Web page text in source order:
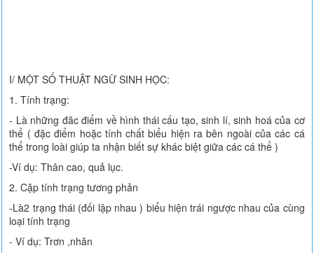
I/ MỘT SỐ THUẬT NGỮ SINH HỌC:
1. Tính trạng:
- Là những đăc điểm về hình thái cấu tạo, sinh lí, sinh hoá của cơ
thể ( đặc điểm hoặc tính chất biểu hiện ra bên ngoài của các cá
thể trong loài giúp ta nhận biết sự khác biệt giữa các cá thể )
-Ví dụ: Thân cao, quả lục.
2. Cặp tính trạng tương phản
-Là2 trạng thái (đối lập nhau ) biểu hiện trái ngược nhau của cùng
loại tính trạng
- Ví dụ: Trơn ,nhăn